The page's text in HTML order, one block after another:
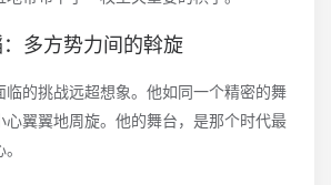
多方势力间的斡旋
的挑战远超想象。他如同一个精密的舞
翼翼地周旋。他的舞台，是那个时代最